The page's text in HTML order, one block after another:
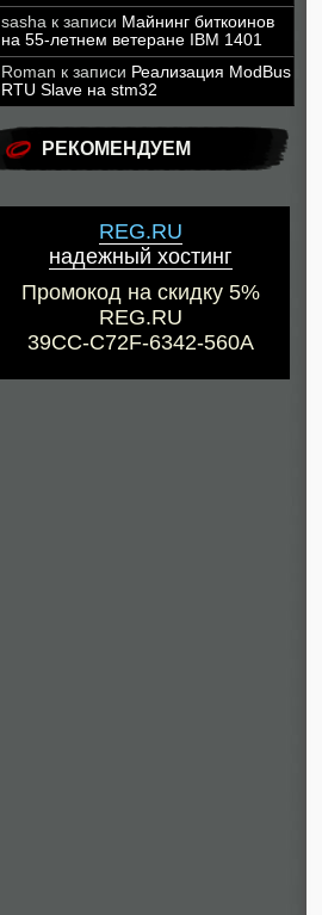
sasha к записи Майнинг биткоинов
на 55-летнем ветеране IBM 1401
Roman к записи Реализация ModBus
RTU Slave на stm32
РЕКОМЕНДУЕМ
REG.RU
надежный хостинг
Промокод на скидку 5%
REG.RU
39CC-C72F-6342-560A